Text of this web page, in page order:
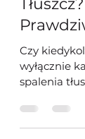
17 lis 2023
Czy
Czy
wyłącznie